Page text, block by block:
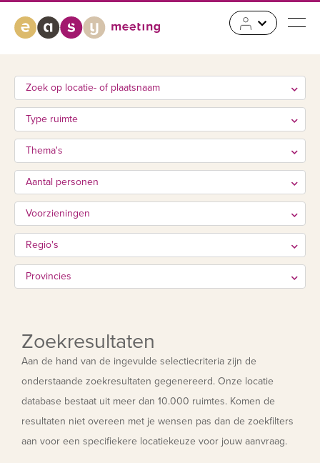
Zoek op locatie- of plaatsnaam
Type ruimte
Thema's
Aantal personen
Voorzieningen
Regio's
Provincies
Zoekresultaten
Aan de hand van de ingevulde selectiecriteria zijn de
onderstaande zoekresultaten gegenereerd. Onze locatie
database bestaat uit meer dan 10.000 ruimtes. Komen de
resultaten niet overeen met je wensen pas dan de zoekfilters
aan voor een specifiekere locatiekeuze voor jouw aanvraag.